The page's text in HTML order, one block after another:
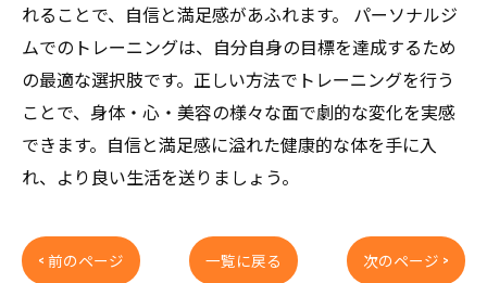
れることで、自信と満足感があふれます。 パーソナルジ
ムでのトレーニングは、自分自身の目標を達成するため
の最適な選択肢です。正しい方法でトレーニングを行う
ことで、身体・心・美容の様々な面で劇的な変化を実感
できます。自信と満足感に溢れた健康的な体を手に入
れ、より良い生活を送りましょう。
< 前のページ 一覧に戻る 次のページ >